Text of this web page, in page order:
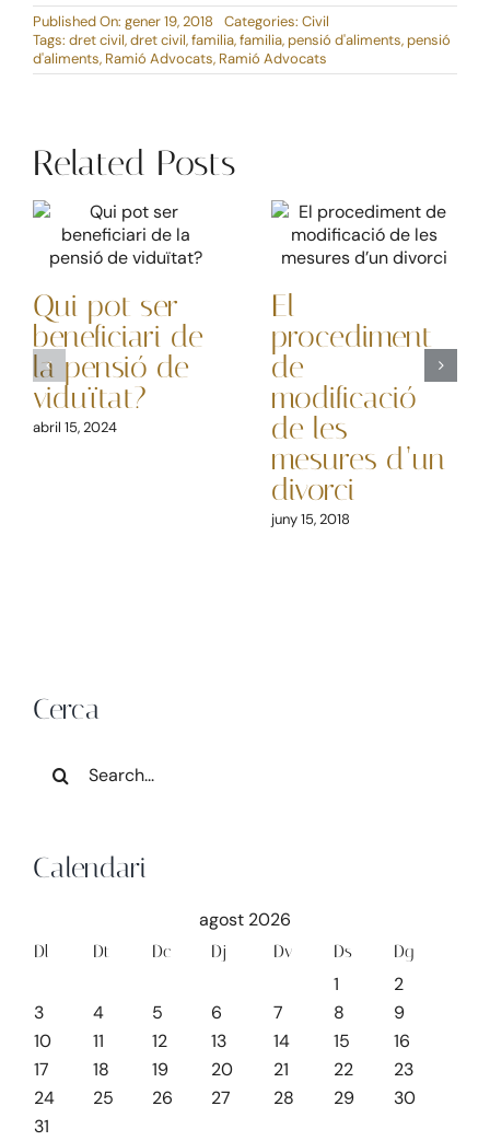
Published On: gener 19, 2018 Categories: Civil
Tags: dret civil,dret civil,familia,familia, pensió d'aliments, pensió
d'aliments, Ramió Advocats, Ramió Advocats
Related Posts
Qui pot ser
beneficiari de
la pensió de
viduïtat?
abril 15, 2024
El
procediment
de
modificació
de les
mesures d’un
divorci
juny 15, 2018
Cerca
for:
Calendari
agost 2026
Dl Dt Dc Dj Dv Ds Dg
1
2
3
4 5 6 7 8
9
10
11 12 13 14 15
16
17
18 19 20 21 22
23
24
25 26 27 28 29
30
31